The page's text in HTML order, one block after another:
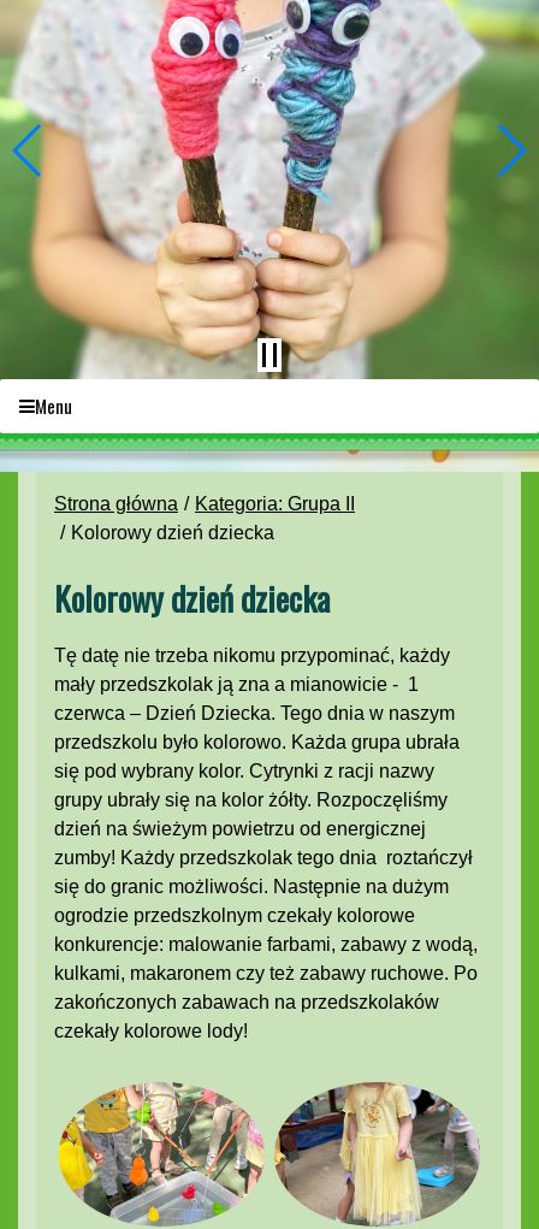
Menu
Strona główna
Kategoria: Grupa II
Kolorowy dzień dziecka
Kolorowy dzień dziecka
Tę datę nie trzeba nikomu przypominać, każdy
mały przedszkolak ją zna a mianowicie - 1
czerwca – Dzień Dziecka. Tego dnia w naszym
przedszkolu było kolorowo. Każda grupa ubrała
się pod wybrany kolor. Cytrynki z racji nazwy
grupy ubrały się na kolor żółty. Rozpoczęliśmy
dzień na świeżym powietrzu od energicznej
zumby! Każdy przedszkolak tego dnia roztańczył
się do granic możliwości. Następnie na dużym
ogrodzie przedszkolnym czekały kolorowe
konkurencje: malowanie farbami, zabawy z wodą,
kulkami, makaronem czy też zabawy ruchowe. Po
zakończonych zabawach na przedszkolaków
czekały kolorowe lody!